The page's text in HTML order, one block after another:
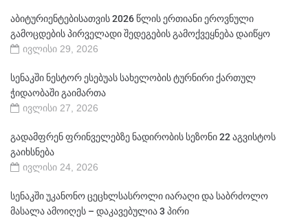
აბიტურიენტებისათვის 2026 წლის ერთიანი ეროვნული
გამოცდების პირველადი შედეგების გამოქვეყნება დაიწყო
ივლისი 29, 2026
სენაკში ნესტორ ესებუას სახელობის ტურნირი ქართულ
ჭიდაობაში გაიმართა
ივლისი 27, 2026
გადამფრენ ფრინველებზე ნადირობის სეზონი 22 აგვისტოს
გაიხსნება
ივლისი 24, 2026
სენაკში უკანონო ცეცხლსასროლი იარაღი და საბრძოლო
მასალა ამოიღეს – დაკავებულია 3 პირი